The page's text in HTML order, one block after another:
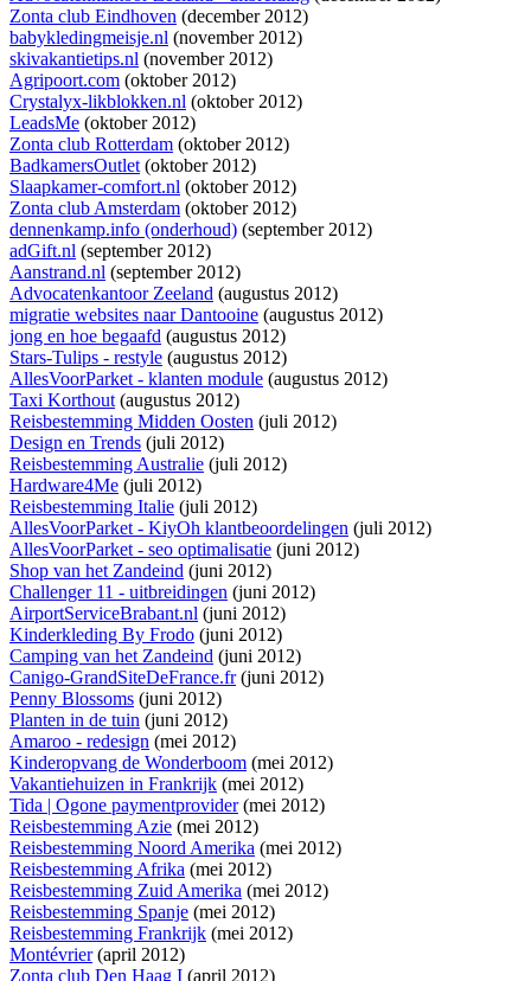
Zonta club Eindhoven (december 2012)
babykledingmeisje.nl (november 2012)
skivakantietips.nl (november 2012)
Agripoort.com (oktober 2012)
Crystalyx-likblokken.nl (oktober 2012)
LeadsMe (oktober 2012)
Zonta club Rotterdam (oktober 2012)
BadkamersOutlet(oktober 2012)
Slaapkamer-comfort.nl (oktober 2012)
Zonta club Amsterdam (oktober 2012)
dennenkamp.info (onderhoud) (september 2012)
adGift.nl (september 2012)
Aanstrand.nl (september 2012)
Advocatenkantoor Zeeland (augustus 2012)
migratie websites naar Dantooine (augustus 2012)
jong en hoe begaafd (augustus 2012)
Stars-Tulips - restyle (augustus 2012)
AllesVoorParket - klanten module (augustus 2012)
Taxi Korthout(augustus 2012)
Reisbestemming Midden Oosten (juli 2012)
Design en Trends (juli 2012)
Reisbestemming Australie (juli 2012)
Hardware4Me (juli 2012)
Reisbestemming Italie (juli 2012)
AllesVoorParket - KiyOh klantbeoordelingen (juli 2012)
AllesVoorParket - seo optimalisatie (juni 2012)
Shop van het Zandeind (juni 2012)
Challenger 11 - uitbreidingen (juni 2012)
AirportServiceBrabant.nl (juni 2012)
Kinderkleding By Frodo (juni 2012)
Camping van het Zandeind (juni 2012)
Canigo-GrandSiteDeFrance.fr(juni 2012)
Penny Blossoms (juni 2012)
Planten in de tuin (juni 2012)
Amaroo - redesign (mei 2012)
Kinderopvang de Wonderboom (mei 2012)
Vakantiehuizen in Frankrijk (mei 2012)
Tida | Ogone paymentprovider(mei 2012)
Reisbestemming Azie (mei 2012)
Reisbestemming Noord Amerika (mei 2012)
Reisbestemming Afrika (mei 2012)
Reisbestemming Zuid Amerika (mei 2012)
Reisbestemming Spanje (mei 2012)
Reisbestemming Frankrijk (mei 2012)
Montévrier(april 2012)
Zonta club Den Haag I (april 2012)